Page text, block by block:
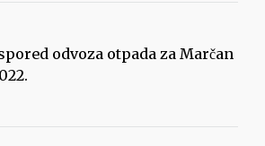
odvoza otpada za Marčan